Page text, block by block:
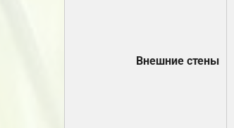
Внешние стены